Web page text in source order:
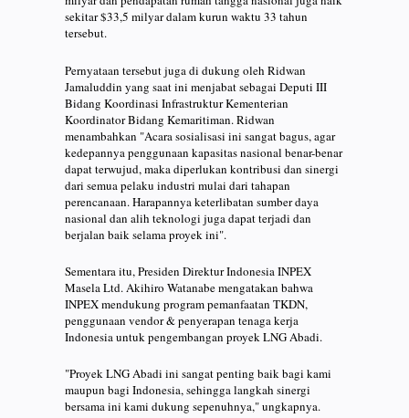
sekitar $33,5 milyar dalam kurun waktu 33 tahun
tersebut.
Pernyataan tersebut juga di dukung oleh Ridwan
Jamaluddin yang saat ini menjabat sebagai Deputi III
Bidang Koordinasi Infrastruktur Kementerian
Koordinator Bidang Kemaritiman. Ridwan
menambahkan "Acara sosialisasi ini sangat bagus, agar
kedepannya penggunaan kapasitas nasional benar-benar
dapat terwujud, maka diperlukan kontribusi dan sinergi
dari semua pelaku industri mulai dari tahapan
perencanaan. Harapannya keterlibatan sumber daya
nasional dan alih teknologi juga dapat terjadi dan
berjalan baik selama proyek ini".
Sementara itu, Presiden Direktur Indonesia INPEX
Masela Ltd. Akihiro Watanabe mengatakan bahwa
INPEX mendukung program pemanfaatan TKDN,
penggunaan vendor & penyerapan tenaga kerja
Indonesia untuk pengembangan proyek LNG Abadi.
"Proyek LNG Abadi ini sangat penting baik bagi kami
maupun bagi Indonesia, sehingga langkah sinergi
bersama ini kami dukung sepenuhnya," ungkapnya.